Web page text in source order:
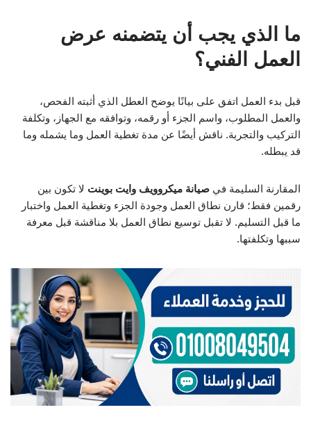
ما الذي يجب أن يتضمنه عرض
العمل الفني؟
قبل بدء العمل اتفق على بيانًا يوضح العطل الذي أثبته الفحص،
والعمل المطلوب، واسم الجزء أو رقمه، وتوافقه مع الجهاز، وتكلفة
التركيب والتجربة. ناقش أيضًا عن مدة تغطية العمل وما يشمله وما
قد يبطله.
المقارنة السليمة في صيانة ميكروويف وايت بوينت لا تكون بين
رقمين فقط؛ قارن نطاق العمل وجودة الجزء وتغطية العمل واختبار
ما قبل التسليم. لا تقبل توسيع نطاق العمل بلا مناقشة قبل معرفة
سببها وتكلفتها.